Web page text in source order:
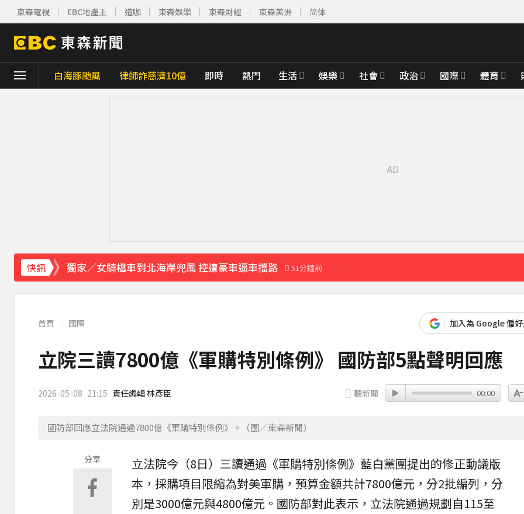
東森電視 EBC地產王 造咖 東森娛樂 東森財經 東森美洲 简体
白海豚颱風 律師詐慈濟10億 即時 熱門 生活 娛樂 社會 政治 國際 體育
快訊 獨家／女騎檔車到北海岸兜風 控遭豪車逼車擋路 51分鐘前
中颱白海豚暴風圈逼近！7地區達停班課標準 55分鐘前
《理財達人秀》X 安聯投信免費講座報名中！搶先卡位 2027
下載東森App，隨時掌握天下大小事！
首頁 國際 加入為 Google 偏
立院三讀7800億《軍購特別條例》 國防部5點聲明回應
2026-05-08 21:15 責任編輯 林彥臣 聽新聞 00:00
國防部回應立法院通過7800億《軍購特別條例》。（圖／東森新聞）
分享 立法院今（8日）三讀通過《軍購特別條例》藍白黨團提出的修正動議版
本，採購項目限縮為對美軍購，預算金額共計7800億元，分2批編列，分
別是3000億元與4800億元。 國防部對此表示，立法院通過規劃自115至